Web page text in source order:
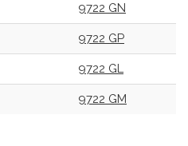
9722 GN
9722 GP
9722 GL
9722 GM